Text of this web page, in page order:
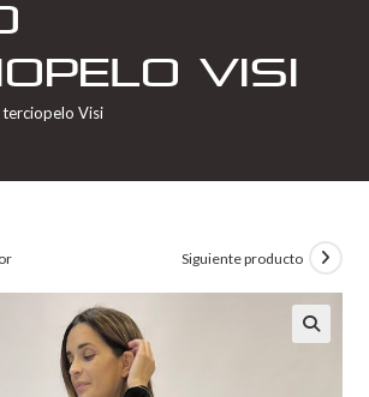
Visi
Visi
Siguiente producto